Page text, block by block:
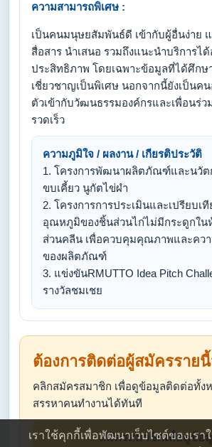
ความสามารถพิเศษ :
เป็นคนมนุษยสัมพันธ์ดี เข้ากับผู้อื่นง่าย
สื่อสาร นำเสนอ รวมถึงแนะนำบริการได้
ประสิทธิภาพ โดยเฉพาะข้อมูลที่ได้ศึกษ
เชี่ยวชาญเป็นพิเศษ นอกจากนี้ยังเป็นค
ตัวเข้ากับวัฒนธรรมองค์กรและเพื่อนร่ว
รวดเร็ว
ความภูมิใจ / ผลงาน / เกียรติประวัติ
1. โครงการพัฒนาผลิตภัณฑ์และนวัต
ขบเคี้ยว นูกัตไข่ผำ
2. โครงการการประเมินและเปรียบเ
อุณหภูมิของชิ้นส่วนไก่ไม่มีกระดูกใน
ส่วนคลีน เพื่อควบคุมคุณภาพและคว
ของผลิตภัณฑ์
3. แข่งขันRMUTTO Idea Pitch
รางวัลชมเชย
ต้องการติดต่อผู้สมัครราย
คลิกสมัครสมาชิก เพื่อดูข้อมูลติดต่อทั้ง
สรรหาคนทำงานได้ทันที
สมัครสมาชิกเพื่อดูข้อ
เราใช้คุกกี้เพื่อพัฒนาเว็บไซต์ของเรา